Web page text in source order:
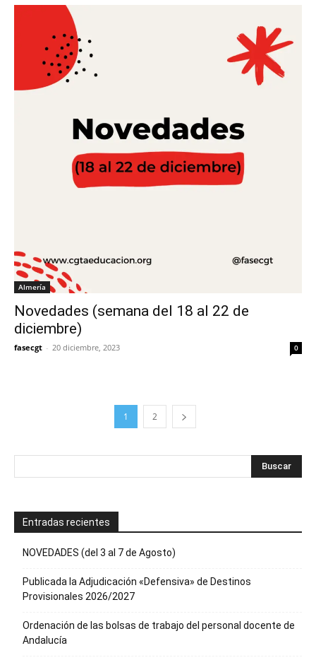
Almería
Novedades (semana del 18 al 22 de
diciembre)
fasecgt - 20 diciembre, 2023 0
1 2
Entradas recientes
NOVEDADES (del 3 al 7 de Agosto)
Publicada la Adjudicación «Defensiva» de Destinos
Provisionales 2026/2027
Ordenación de las bolsas de trabajo del personal docente de
Andalucía